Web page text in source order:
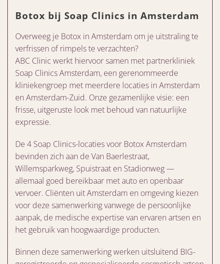
Botox bij Soap Clinics in Amsterdam
Overweeg je Botox in Amsterdam om je uitstraling te
verfrissen of rimpels te verzachten?
ABC Clinic werkt hiervoor samen met partnerkliniek
Soap Clinics Amsterdam, een gerenommeerde
kliniekengroep met meerdere locaties in Amsterdam
en Amsterdam-Zuid. Onze gezamenlijke visie: een
frisse, uitgeruste look met behoud van natuurlijke
expressie.
De 4 Soap Clinics-locaties voor Botox Amsterdam
bevinden zich aan de Van Baerlestraat,
Willemsparkweg, Spuistraat en Stadionweg —
allemaal goed bereikbaar met auto en openbaar
vervoer. Cliënten uit Amsterdam en omgeving kiezen
voor deze samenwerking vanwege de persoonlijke
aanpak, de medische expertise van ervaren artsen en
het gebruik van hoogwaardige producten.
Binnen deze samenwerking werken uitsluitend BIG-